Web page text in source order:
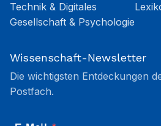
Technik & Digitales
Gesellschaft & Psychologie
Wissenschaft-Newsletter
Die wichtigsten Entdeckungen
Postfach.